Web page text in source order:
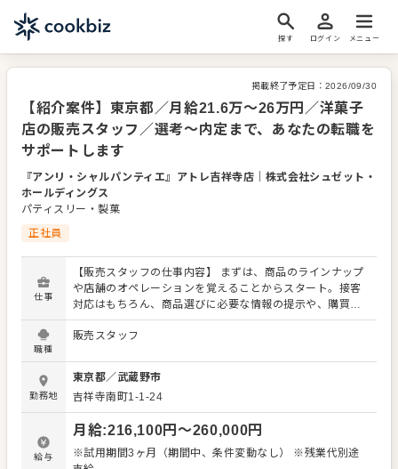
探す ログイン メニュー
掲載終了予定日： 2026/09/30
【紹介案件】東京都／月給21.6万～26万円／洋菓子
店の販売スタッフ／選考～内定まで、あなたの転職を
サポートします
『アンリ・シャルパンティエ』アトレ吉祥寺店
株式会社シュゼット・
ホールディングス
パティスリー・製菓
正社員
仕事
【販売スタッフの仕事内容】 まずは、商品のラインナップ
や店舗のオペレーションを覚えることからスタート。接客
対応はもちろん、商品選びに必要な情報の提示や、購買意
欲を掻き立てるような陳列にもチャレンジをお願いしま
す！ お店の顔として、お客さまから直接感謝の言葉をいた
す。内容は店舗メンバーに共有しながら、よりよいお店づ
くりを心がけてください。オペレーション改善などのアイ
デアも大歓迎です。 【具体的には…】 ・商品の陳列、POP
作成 ・商品説明やご提案 ・レジ会計、商品お渡し ・清
掃、開店閉店業務 など 入社後はスキルに合わせた業務か
らお任せしますので、徐々に仕事の幅を広げていきましょ
う。成長をしっかりサポートしますので、経験に関わらず
職種
販売スタッフ
勤務地
東京都／ 武蔵野市
吉祥寺南町1-1-24
給与
月給:216,100円〜260,000円
※試用期間3ヶ月（期間中、条件変動なし） ※残業代別途